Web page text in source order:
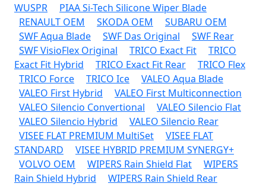
WUSPR
PIAA Si-Tech Silicone Wiper Blade
RENAULT OEM
SKODA OEM
SUBARU OEM
SWF Aqua Blade
SWF Das Original
SWF Rear
SWF VisioFlex Original
TRICO Exact Fit
TRICO
Exact Fit Hybrid
TRICO Exact Fit Rear
TRICO Flex
TRICO Force
TRICO Ice
VALEO Aqua Blade
VALEO First Hybrid
VALEO First Multiconnection
VALEO Silencio Convertional
VALEO Silencio Flat
VALEO Silencio Hybrid
VALEO Silencio Rear
VISEE FLAT PREMIUM MultiSet
VISEE FLAT
STANDARD
VISEE HYBRID PREMIUM SYNERGY+
VOLVO OEM
WIPERS Rain Shield Flat
WIPERS
Rain Shield Hybrid
WIPERS Rain Shield Rear